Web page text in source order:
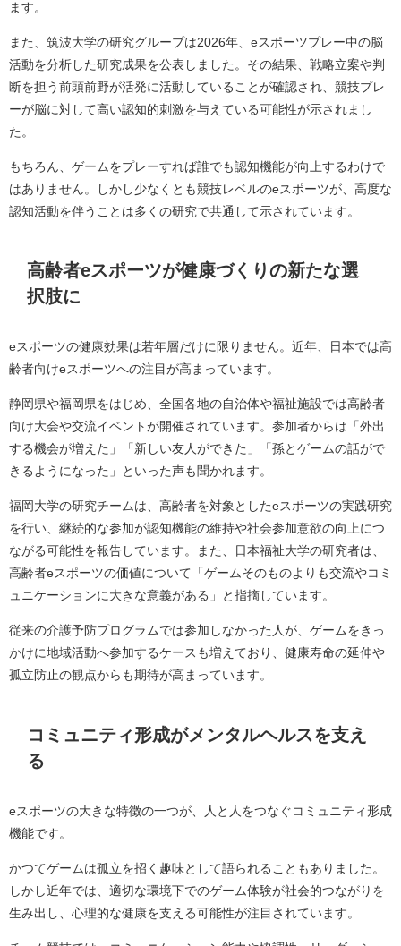
ます。
また、筑波大学の研究グループは2026年、eスポーツプレー中の脳
活動を分析した研究成果を公表しました。その結果、戦略立案や判
断を担う前頭前野が活発に活動していることが確認され、競技プレ
ーが脳に対して高い認知的刺激を与えている可能性が示されまし
た。
もちろん、ゲームをプレーすれば誰でも認知機能が向上するわけで
はありません。しかし少なくとも競技レベルのeスポーツが、高度な
認知活動を伴うことは多くの研究で共通して示されています。
高齢者eスポーツが健康づくりの新たな選
択肢に
eスポーツの健康効果は若年層だけに限りません。近年、日本では高
齢者向けeスポーツへの注目が高まっています。
静岡県や福岡県をはじめ、全国各地の自治体や福祉施設では高齢者
向け大会や交流イベントが開催されています。参加者からは「外出
する機会が増えた」「新しい友人ができた」「孫とゲームの話がで
きるようになった」といった声も聞かれます。
福岡大学の研究チームは、高齢者を対象としたeスポーツの実践研究
を行い、継続的な参加が認知機能の維持や社会参加意欲の向上につ
ながる可能性を報告しています。また、日本福祉大学の研究者は、
高齢者eスポーツの価値について「ゲームそのものよりも交流やコミ
ュニケーションに大きな意義がある」と指摘しています。
従来の介護予防プログラムでは参加しなかった人が、ゲームをきっ
かけに地域活動へ参加するケースも増えており、健康寿命の延伸や
孤立防止の観点からも期待が高まっています。
コミュニティ形成がメンタルヘルスを支え
る
eスポーツの大きな特徴の一つが、人と人をつなぐコミュニティ形成
機能です。
かつてゲームは孤立を招く趣味として語られることもありました。
しかし近年では、適切な環境下でのゲーム体験が社会的つながりを
生み出し、心理的な健康を支える可能性が注目されています。